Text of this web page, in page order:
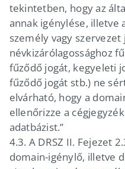
tekintetben, hogy az
annak igénylése, illetve
személy vagy szervezet
névkizárólagossághoz
fűződő jogát, kegyeleti
fűződő jogát stb.) ne
elvárható, hogy a
ellenőrizze a
adatbázist.”
4.3. A DRSZ II. Fejezet
domain-igénylő, illetve